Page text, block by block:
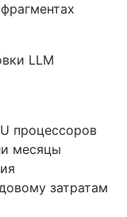
LLM
процессоров
месяцы
затратам